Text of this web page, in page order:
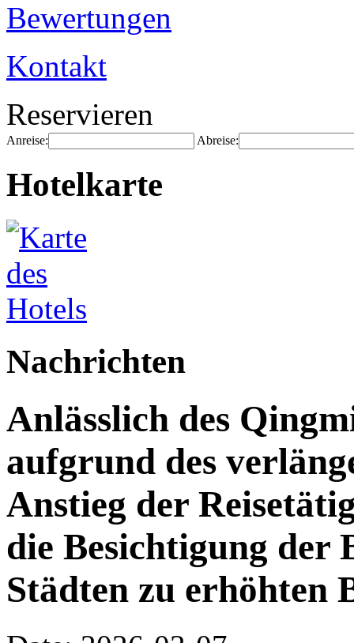
Bewertungen
Kontakt
Reservieren
Anreise: Abreise:
Hotelkarte
Nachrichten
Anlässlich des
aufgrund des
Anstieg der
die Besichtigung der
Städten zu erhöhten